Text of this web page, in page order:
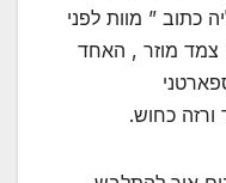
כתוב ” מוות לפני
צמד מוזר , האחד